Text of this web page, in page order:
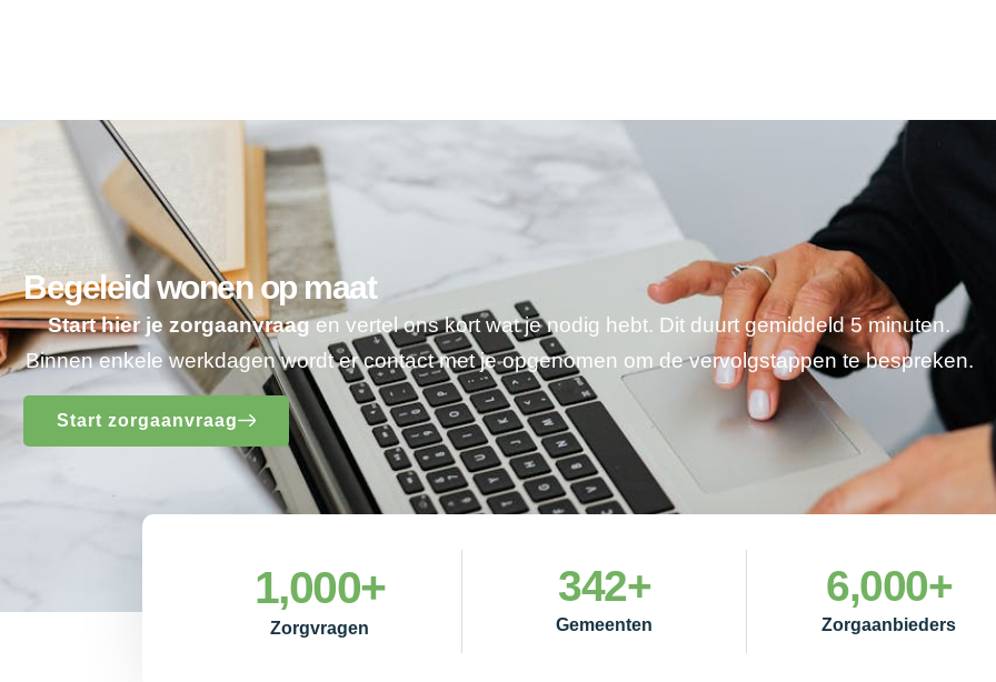
Begeleid wonen op maat
Start hier je zorgaanvraagen vertel ons kort wat je nodig hebt. Dit duurt gemiddeld 5 minuten.
Binnen enkele werkdagen wordt er contact met je opgenomen om de vervolgstappen te bespreken.
Start zorgaanvraag
Zorgvragen
1,000+
Gemeenten
342+
Zorgaanbieders
6,000+